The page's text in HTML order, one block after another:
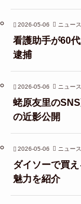
2026-05-06 ニュース
看護助手が60
逮捕
2026-05-06 ニュース
蛯原友里の
の近影公開
2026-05-06 ニュース
ダイソーで買
魅力を紹介